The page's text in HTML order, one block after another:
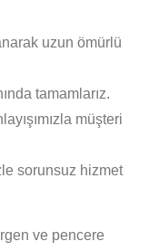
uzun ömürlü
tamamlarız.
müşteri
sorunsuz hizmet
ve pencere